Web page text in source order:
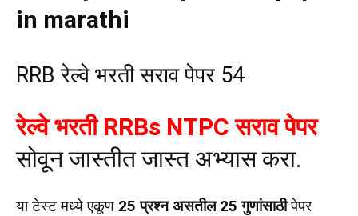
in marathi
RRB रेल्वे भरती सराव पेपर 54
रेल्वे भरती RRBs NTPC सराव पेपर
सोवून जास्तीत जास्त अभ्यास करा.
या टेस्ट मध्ये एकूण 25 प्रश्न असतील 25 गुणांसाठीपेपर